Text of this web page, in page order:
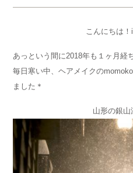
こんにちは！
あっという間に2018年も１ヶ月経
毎日寒い中、ヘアメイクの
ました＊
山形の銀山